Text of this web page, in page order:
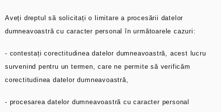
Aveți dreptul să solicitați o limitare a procesării datelor
dumneavoastră cu caracter personal în următoarele cazuri:
- contestați corectitudinea datelor dumneavoastră, acest lucru
survenind pentru un termen, care ne permite să verificăm
corectitudinea datelor dumneavoastră,
- procesarea datelor dumneavoastră cu caracter personal